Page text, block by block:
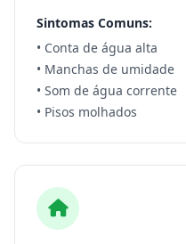
Sintomas Comuns:
• Conta de água alta
• Manchas de umidade
• Som de água corrente
• Pisos molhados